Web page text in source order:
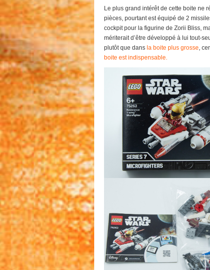
Le plus grand intérêt de cette boite ne
pièces, pourtant est équipé de 2
cockpit pour la figurine de Zorii Bliss,
mériterait d’être développé à lui tout-
plutôt que dans la boite plus grosse,
boite est indispensable.